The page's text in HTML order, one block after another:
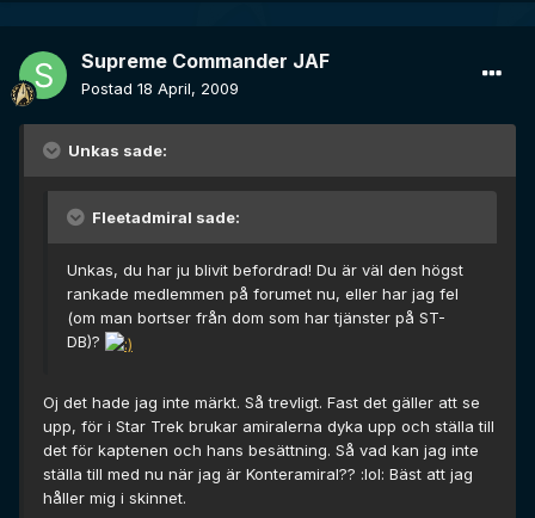
Supreme Commander JAF
Postad 18 April, 2009
Unkas sade:
Fleetadmiral sade:
Unkas, du har ju blivit befordrad! Du är väl den högst
rankade medlemmen på forumet nu, eller har jag fel
(om man bortser från dom som har tjänster på ST-
DB)?
Oj det hade jag inte märkt. Så trevligt. Fast det gäller att se
upp, för i Star Trek brukar amiralerna dyka upp och ställa till
det för kaptenen och hans besättning. Så vad kan jag inte
ställa till med nu när jag är Konteramiral?? :lol: Bäst att jag
håller mig i skinnet.